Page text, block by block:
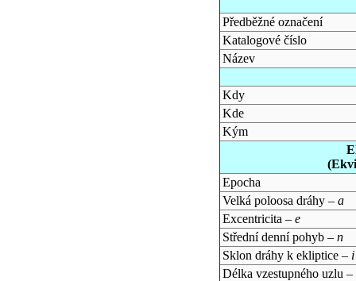
Předběžné označení
Katalogové číslo
Název
Kdy
Kde
Kým
Epocha
Velká poloosa dráhy – a
Excentricita – e
Střední denní pohyb – n
Sklon dráhy k ekliptice – i
Délka vzestupného uzlu –